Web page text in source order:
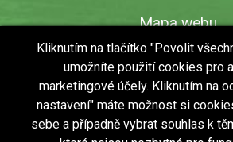
Mapa webu
O webu
Povinně zveřejňované
Ochrana osobních
Vyhledávání
Kliknutím na tlačítko "Povolit
umožníte použití cookies pro
marketingové účely. Kliknutím na
nastavení" máte možnost si
sebe a případně vybrat souhlas k